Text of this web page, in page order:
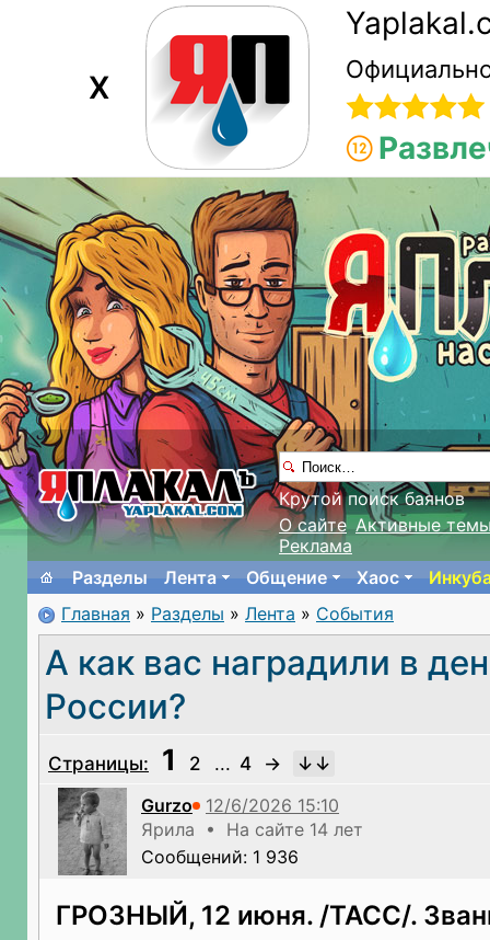
X
Крутой поиск баянов
О сайте Активные
Реклама
Разделы
Лента Общение Хаос
Главная » Разделы » Лента » События
А как вас наградили в
России?
Страницы: 1 2 ... 4
→
Gurzo
Ярила • На сайте 14 лет
Сообщений: 1 936
ГРОЗНЫЙ, 12 июня. /ТАСС/.